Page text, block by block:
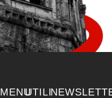
MENUUTILI